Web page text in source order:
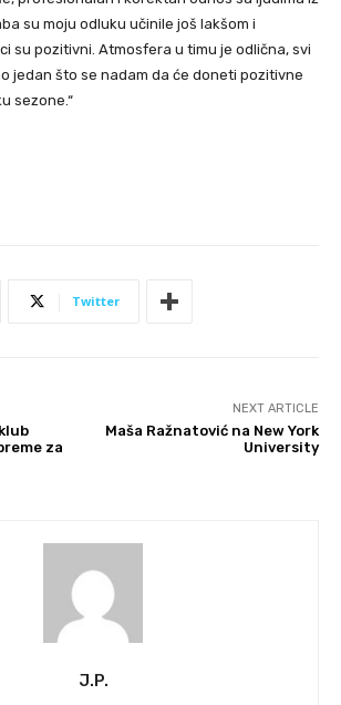
su moju odluku učinile još lakšom i
su pozitivni. Atmosfera u timu je odlična, svi
jedan što se nadam da će doneti pozitivne
sezone.“
Twitter
za
NEXT ARTICLE
Maša Ražnatović na New York
University
J.P.